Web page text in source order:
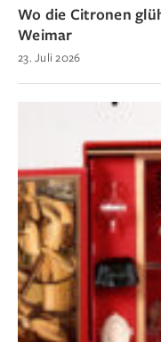
Wo die Citronen
Weimar
23. Juli 2026